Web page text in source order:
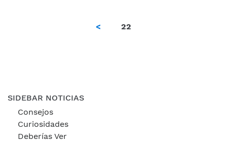
< 22
SIDEBAR NOTICIAS
Consejos
Curiosidades
Deberías Ver